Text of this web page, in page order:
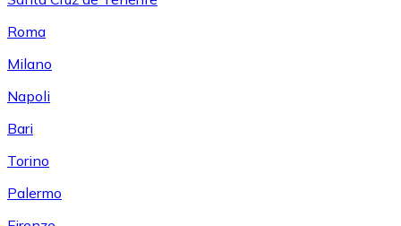
Roma
Milano
Napoli
Bari
Torino
Palermo